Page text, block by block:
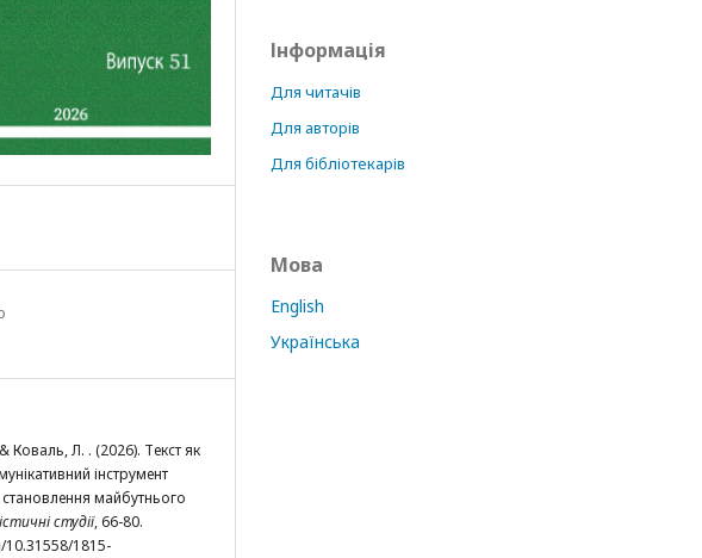
Коваль, Л. . (2026). Текст як
інструмент
майбутнього
студії, 66-80.
1815-
Інформація
Для читачів
Для авторів
Для бібліотекарів
Мова
English
Українська